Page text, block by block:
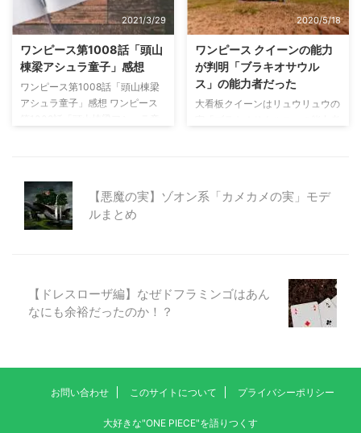
の結果になりました。日本神話に
登場するヤマタノオロチは将軍オ
ロチは日本神話のような結末を迎
える可能性もあるかもしれませ
ん。 https://one-piece-
matsudaya.net/%e3%83 ...
血を途絶えさせないためでした。
6歳で父と母を失い兄と侍は姿を
消した事で、喋ることもできない
くらい落ち込んでいた日和です
が、赤鞘九人男の一人である河松
により育てられ、明るい性格の河
松に励まされ、少しずつ笑うこと
2021/3/29
ワンピース第1008話「頭山
棟梁アシュラ童子」感想
ワンピース第1008話「頭山棟梁
アシュラ童子」感想 ワンピース
ラ童子」 第1008話のタイトルは
「アシュラ童子」です。 第1008
話「頭山棟梁アシュラ童子」 第
1007話「たぬきさん」 第1006話
話が「花のヒョウ五郎」、第
1007話が「たぬきさん」でチョ
2020/5/18
ワンピース クイーンの能力
が判明「ブラキオサウル
ス」の能力者だった
大看板クイーンはリュウリュウの
力者」である事が有力だと考えて
です。 ブラキオサウルスってど
んな恐竜？ ブラキオサウルス
は、約1億5000万年前～約1億
4500万年前もしくは約1億1200
【悪魔の実】ゾオン系「カメカメの実」モデ
ルまとめ
【ドレスローザ編】なぜドフラミンゴはあん
なにも余裕だったのか！？
お問い合わせ このサイトについて プライバシーポリシー
大好きな"ONE PIECE"を語りつくす